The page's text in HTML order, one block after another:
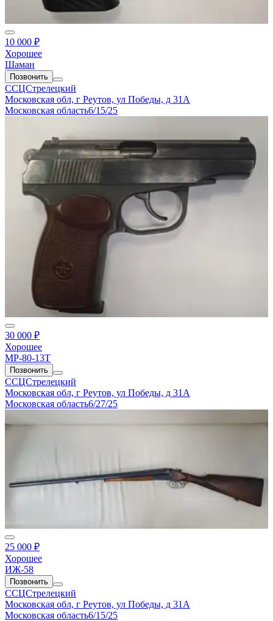
10 000 ₽
Хорошее
Шаман
Позвонить
ССЦСтрелецкий
Московская обл, г Реутов, ул Победы, д 31А
Московская область6/15/25
30 000 ₽
Хорошее
МР-80-13Т
Позвонить
ССЦСтрелецкий
Московская обл, г Реутов, ул Победы, д 31А
Московская область6/27/25
25 000 ₽
Хорошее
ИЖ-58
Позвонить
ССЦСтрелецкий
Московская обл, г Реутов, ул Победы, д 31А
Московская область6/15/25